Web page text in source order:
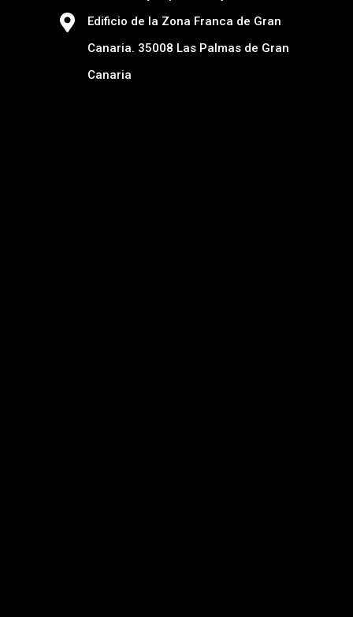
Edificio de la Zona Franca de Gran
Canaria. 35008 Las Palmas de Gran
Canaria